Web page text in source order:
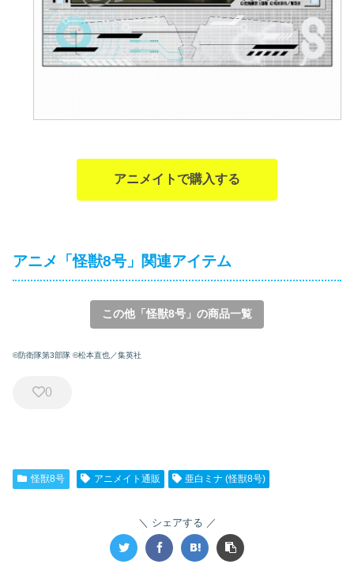
アニメイトで購入する
アニメ「怪獣8号」関連アイテム
この他「怪獣8号」の商品一覧
©防衛隊第3部隊 ©松本直也／集英社
0
怪獣8号 アニメイト通販 亜白ミナ (怪獣8号)
シェアする